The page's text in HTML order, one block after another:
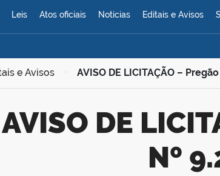
Leis Atos oficiais Notícias Editais e Avisos
e Avisos AVISO DE LICITAÇÃO –
AVISO DE LICITAÇÃO – Pregão Eletrônico
Nº